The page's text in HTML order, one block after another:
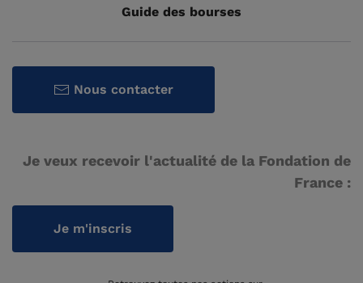
Guide des bourses
Nous contacter
Je veux recevoir l'actualité de la Fondation de
France :
Je m'inscris